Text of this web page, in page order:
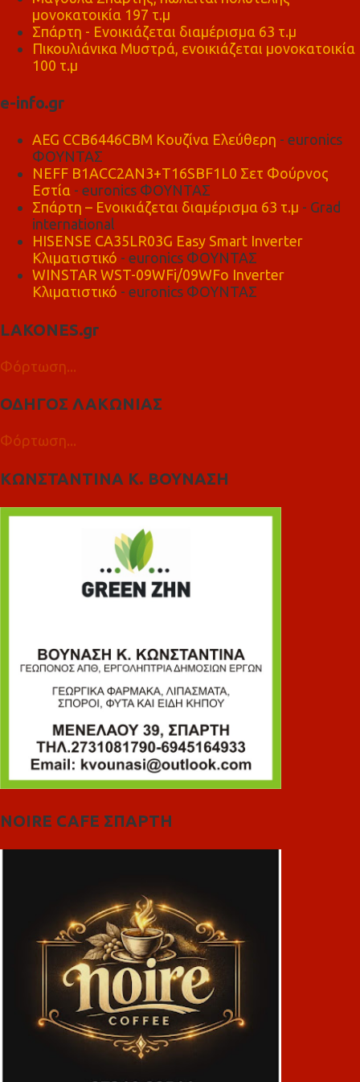
μονοκατοικία 197 τ.μ
Σπάρτη - Ενοικιάζεται διαμέρισμα 63 τ.μ
Πικουλιάνικα Μυστρά, ενοικιάζεται μονοκατοικία
100 τ.μ
e-info.gr
AEG CCB6446CBM Κουζίνα Ελεύθερη - euronics
ΦΟΥΝΤΑΣ
NEFF B1ACC2AN3+T16SBF1L0 Σετ Φούρνος
Εστία - euronics ΦΟΥΝΤΑΣ
Σπάρτη – Ενοικιάζεται διαμέρισμα 63 τ.μ - Grad
international
HISENSE CA35LR03G Easy Smart Inverter
Κλιματιστικό - euronics ΦΟΥΝΤΑΣ
WINSTAR WST-09WFi/09WFo Inverter
Κλιματιστικό - euronics ΦΟΥΝΤΑΣ
LAKONES.gr
Φόρτωση...
ΟΔΗΓΟΣ ΛΑΚΩΝΙΑΣ
Φόρτωση...
ΚΩΝΣΤΑΝΤΙΝΑ Κ. ΒΟΥΝΑΣΗ
NOIRE CAFE ΣΠΑΡΤΗ